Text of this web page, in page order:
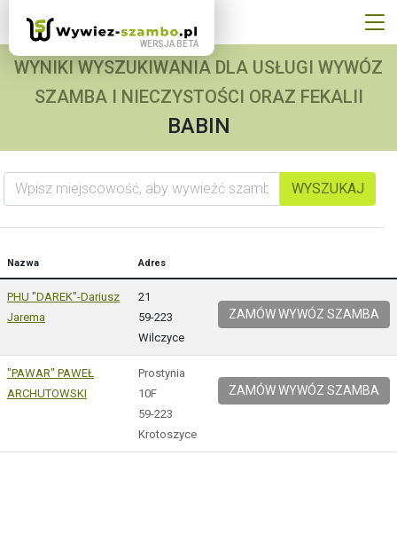
WYNIKI WYSZUKIWANIA DLA USŁUGI WYWÓZ
SZAMBA I NIECZYSTOŚCI ORAZ FEKALII
BABIN
Wpisz miejscowość, aby wywieźć szambo
WYSZUKAJ
Nazwa Adres
PHU "DAREK"-Dariusz
Jarema
21
59-223
Wilczyce
ZAMÓW WYWÓZ SZAMBA
"PAWAR" PAWEŁ
ARCHUTOWSKI
Prostynia
10F
59-223
Krotoszyce
ZAMÓW WYWÓZ SZAMBA